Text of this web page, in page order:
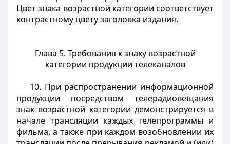
Цвет знака возрастной категории соответствует
контрастному цвету заголовка издания.
Глава 5. Требования к знаку возрастной
категории продукции телеканалов
10. При распространении информационной
продукции посредством телерадиовещания
знак возрастной категории демонстрируется в
начале трансляции каждых телепрограммы и
фильма, а также при каждом возобновлении их